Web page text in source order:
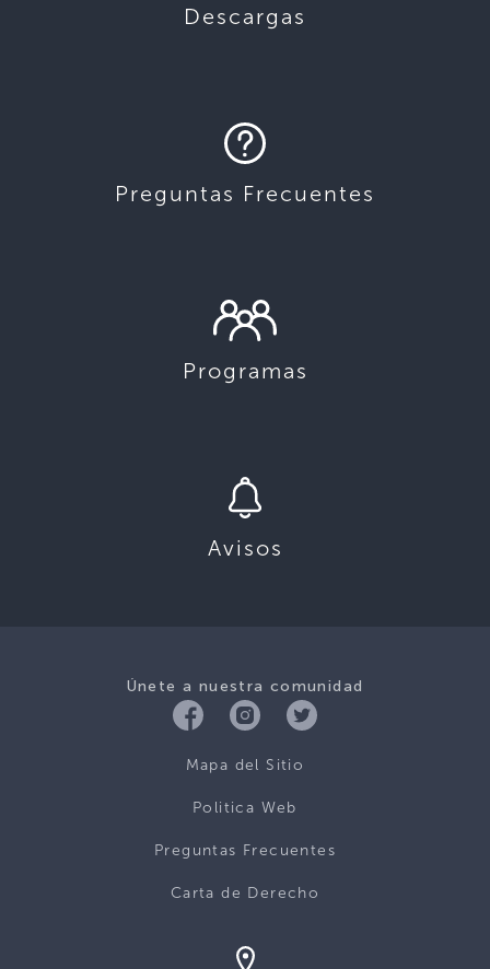
Descargas
Preguntas Frecuentes
Programas
Avisos
Únete a nuestra comunidad
Mapa del Sitio
Politica Web
Preguntas Frecuentes
Carta de Derecho